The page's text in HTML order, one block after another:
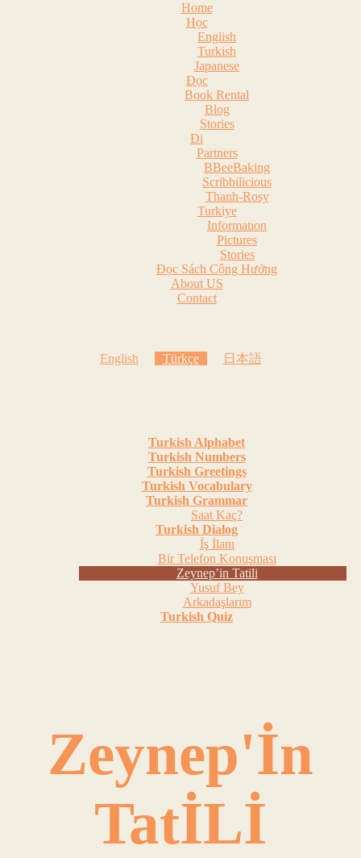
Home
Học
English
Turkish
Japanese
Đọc
Book Rental
Blog
Stories
Đi
Partners
BBeeBaking
Scribbilicious
Thanh-Rosy
Turkiye
Informatıon
Pictures
Stories
Đọc Sách Cộng Hưởng
About US
Contact
English Türkçe 日本語
Turkish Alphabet
Turkish Numbers
Turkish Greetings
Turkish Vocabulary
Turkish Grammar
Saat Kaç?
Turkish Dialog
İş İlanı
Bir Telefon Konuşması
Zeynep’in Tatili
Yusuf Bey
Arkadaşlarım
Turkish Quiz
Zeynep'İn
TatİLİ